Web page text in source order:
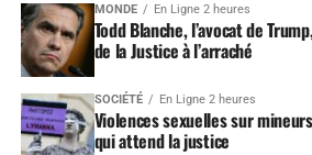
MONDE En Ligne 2 heures
Todd Blanche, l’avocat de
de la Justice à l’arraché
SOCIÉTÉ En Ligne 2 heures
Violences sexuelles sur
qui attend la justice